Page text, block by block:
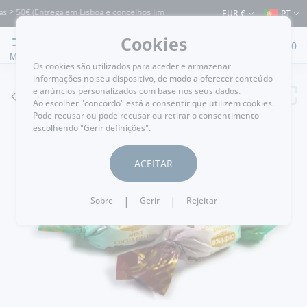
50€ (Entrega em Lisboa e concelhos limítrofes) ⚠️ Envios para Portugal e para
EUR € PT
MENU
0
VOLTAR
Cookies
Os cookies são utilizados para aceder e armazenar
informações no seu dispositivo, de modo a oferecer conteúdo
e anúncios personalizados com base nos seus dados.
Ao escolher "concordo" está a consentir que utilizem cookies.
Pode recusar ou pode recusar ou retirar o consentimento
escolhendo "Gerir definições".
ACEITAR
Sobre | Gerir | Rejeitar